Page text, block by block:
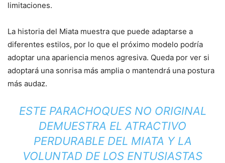
limitaciones.
La historia del Miata muestra que puede adaptarse a
diferentes estilos, por lo que el próximo modelo podría
adoptar una apariencia menos agresiva. Queda por ver si
adoptará una sonrisa más amplia o mantendrá una postura
más audaz.
ESTE PARACHOQUES NO ORIGINAL
DEMUESTRA EL ATRACTIVO
PERDURABLE DEL MIATA Y LA
VOLUNTAD DE LOS ENTUSIASTAS